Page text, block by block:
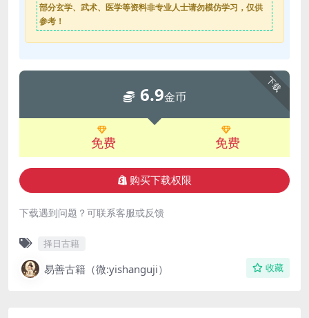
部分玄学、武术、医学等资料非专业人士请勿模仿学习，仅供
参考！
下载
6.9金币
免费 免费
购买下载权限
下载遇到问题？可联系客服或反馈
择日古籍
易善古籍（微:yishanguji） 收藏